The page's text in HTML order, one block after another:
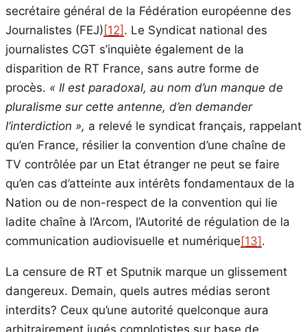
secrétaire général de la Fédération européenne des
Journalistes (FEJ) [12] . Le Syndicat national des
journalistes CGT s’inquiète également de la
disparition de RT France, sans autre forme de
procès. « Il est paradoxal, au nom d’un manque de
pluralisme sur cette antenne, d’en demander
l’interdiction », a relevé le syndicat français, rappelant
qu’en France, résilier la convention d’une chaîne de
TV contrôlée par un Etat étranger ne peut se faire
qu’en cas d’atteinte aux intérêts fondamentaux de la
Nation ou de non-respect de la convention qui lie
ladite chaîne à l’Arcom, l’Autorité de régulation de la
communication audiovisuelle et numérique [13] .
La censure de RT et Sputnik marque un glissement
dangereux. Demain, quels autres médias seront
interdits? Ceux qu’une autorité quelconque aura